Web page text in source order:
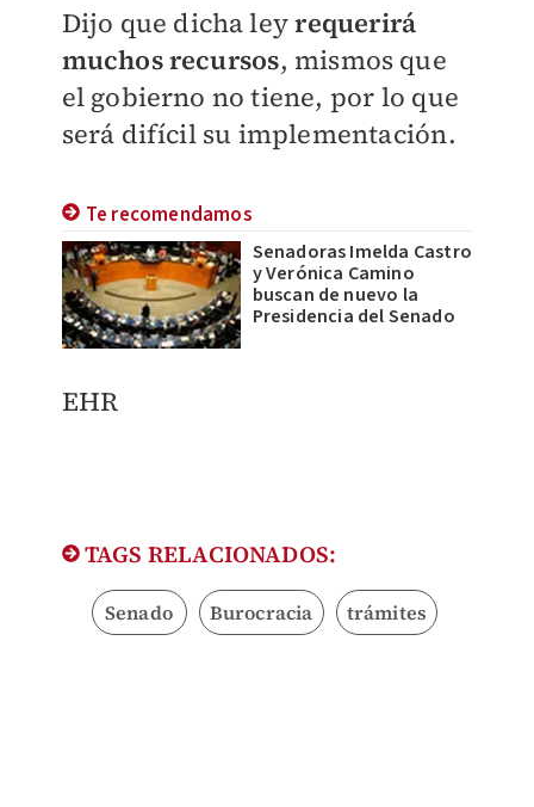
Dijo que dicha leyrequerirá
muchos recursos, mismos que
el gobierno no tiene, por lo que
será difícil su implementación.
Te recomendamos
Senadoras Imelda Castro
y Verónica Camino
buscan de nuevo la
Presidencia del Senado
EHR
TAGS RELACIONADOS:
Senado Burocracia trámites